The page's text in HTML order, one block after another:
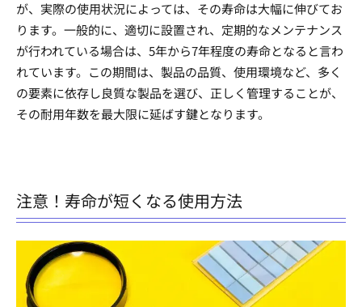
が、実際の使用状況によっては、その寿命は大幅に伸びてお
ります。一般的に、適切に設置され、定期的なメンテナンス
が行われている場合は、5年から7年程度の寿命となると言わ
れています。この期間は、製品の品質、使用環境など、多く
の要素に依存し良質な製品を選び、正しく管理することが、
その耐用年数を最大限に延ばす鍵となります。
注意！寿命が短くなる使用方法